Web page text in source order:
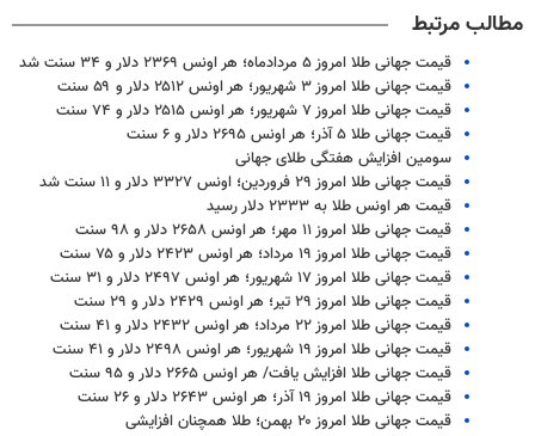
مطالب مرتبط
قیمت جهانی طلا امروز ۵ مردادماه؛ هر اونس ۲۳۶۹ دلار و ۳۴ سنت شد
قیمت جهانی طلا امروز ۳ شهریور؛ هر اونس ۲۵۱۲ دلار و ۵۹ سنت
قیمت جهانی طلا امروز ۷ شهریور؛ هر اونس ۲۵۱۵ دلار و ۷۴ سنت
قیمت جهانی طلا ۵ آذر؛ هر اونس ۲۶۹۵ دلار و ۶ سنت
سومین افزایش هفتگی طلای جهانی
قیمت جهانی طلا امروز ۲۹ فروردین؛ اونس ۳۳۲۷ دلار و ۱۱ سنت شد
قیمت هر اونس طلا به ۲۳۳۳ دلار رسید
قیمت جهانی طلا امروز ۱۱ مهر؛ هر اونس ۲۶۵۸ دلار و ۹۸ سنت
قیمت جهانی طلا امروز ۱۹ مرداد؛ هر اونس ۲۴۲۳ دلار و ۷۵ سنت
قیمت جهانی طلا امروز ۱۷ شهریور؛ هر اونس ۲۴۹۷ دلار و ۳۱ سنت
قیمت جهانی طلا امروز ۲۹ تیر؛ هر اونس ۲۴۲۹ دلار و ۲۹ سنت
قیمت جهانی طلا امروز ۲۲ مرداد؛ هر اونس ۲۴۳۲ دلار و ۴۱ سنت
قیمت جهانی طلا امروز ۱۹ شهریور؛ هر اونس ۲۴۹۸ دلار و ۴۱ سنت
قیمت جهانی طلا افزایش یافت/ هر اونس ۲۶۶۵ دلار و ۹۵ سنت
قیمت جهانی طلا امروز ۱۹ آذر؛ هر اونس ۲۶۴۳ دلار و ۲۶ سنت
قیمت جهانی طلا امروز ۲۰ بهمن؛ طلا همچنان افزایشی